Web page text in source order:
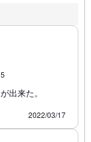
5
出来た。
2022/03/17